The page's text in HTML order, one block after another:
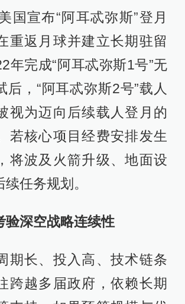
国宣布“阿耳忒弥斯”登月
重返月球并建立长期驻留
年完成“阿耳忒弥斯1号”无
后，“阿耳忒弥斯2号”载人
视为迈向后续载人登月的
若核心项目经费安排发生
将波及火箭升级、地面设
任务规划。
验深空战略连续性
期长、投入高、技术链条
跨越多届政府，依赖长期